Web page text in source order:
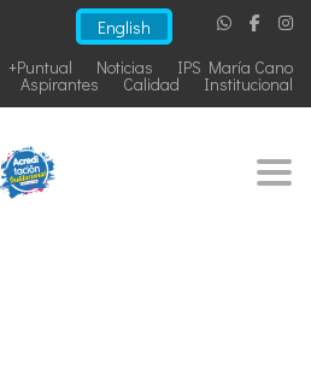
English
IPS María Cano
Noticias
+Puntual
Institucional
Calidad
Aspirantes